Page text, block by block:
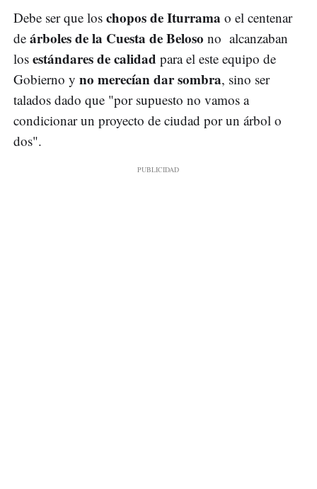
Debe ser que los chopos de Iturrama o el centenar
de árboles de la Cuesta de Beloso no alcanzaban
los estándares de calidad para el este equipo de
Gobierno y no merecían dar sombra, sino ser
talados dado que "por supuesto no vamos a
condicionar un proyecto de ciudad por un árbol o
dos".